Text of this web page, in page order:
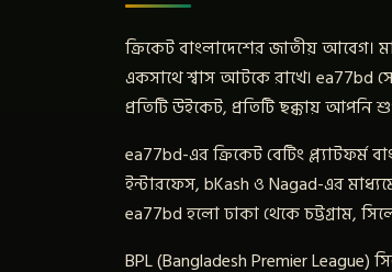
ক্রিকেট বাংলাদেশের জাতীয় আবেগ।
একসাথে শ্বাস আটকে রাখে।
প্রতিটি উইকেট, প্রতিটি ছক্কায়
ea77bd-এর ক্রিকেট বেটিং প্ল্যাটফর্ম
ইন্টারফেস, bKash ও Nagad-এর
ea77bd হলো ঢাকা থেকে চট্টগ্রাম,
BPL (Bangladesh Premier League)